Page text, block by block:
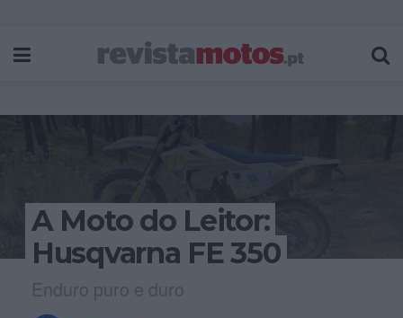
A Moto do Leitor:
Husqvarna FE 350
Enduro puro e duro